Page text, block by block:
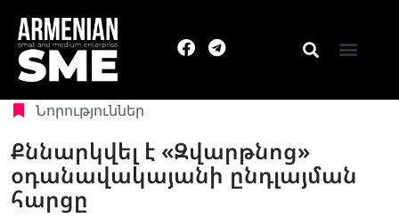
Նորություններ
Քննարկվել է «Զվարթնոց»
օդանավակայանի ընդլայման
հարցը